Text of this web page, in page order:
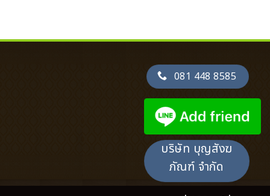
081 448 8585
บริษัท บุญสังฆ
ภัณฑ์ จำกัด